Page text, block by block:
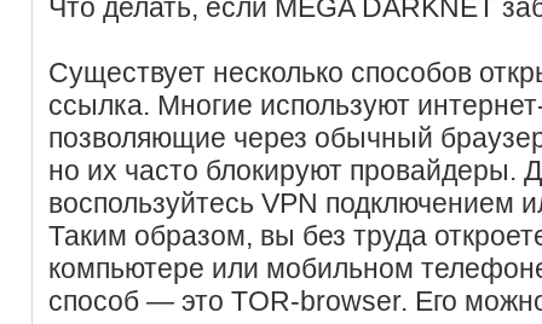
Что делать, если MEGA DARKNET
Существует несколько способов
ссылка. Многие используют
позволяющие через обычный
но их часто блокируют провайдеры.
воспользуйтесь VPN подключением
Таким образом, вы без труда
компьютере или мобильном
способ — это TOR-browser. Его